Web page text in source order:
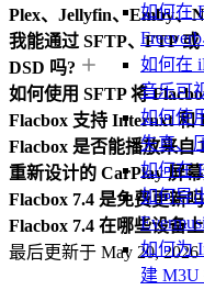
如何在
如何在
音乐可
如何使
失真、
如何在
如何导
如何为
建 M3U
Plex、Jellyfin、Emby、
我能通过 SFTP、FTP
DSD 吗?
如何使用 SFTP 将
Flacbox 支持 Internxt 和
Flacbox 是否能播放来自
重新设计的 CarPlay 屏
Flacbox 7.4 是免费更新
Flacbox 7.4 在哪些设备
最后更新于 May 20, 2026